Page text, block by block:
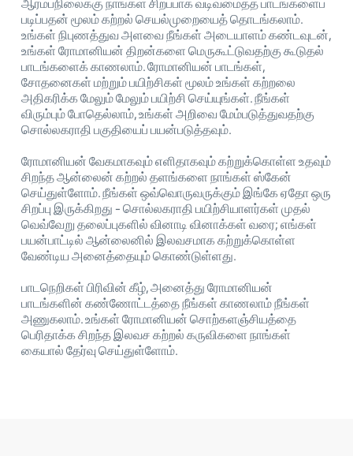
ஆரம்பநிலைக்கு நாங்கள் சிறப்பாக வடிவமைத்த பாடங்களைப்
படிப்பதன் மூலம் கற்றல் செயல்முறையைத் தொடங்கலாம்.
உங்கள் நிபுணத்துவ அளவை நீங்கள் அடையாளம் கண்டவுடன்,
உங்கள் ரோமானியன் திறன்களை மெருகூட்டுவதற்கு கூடுதல்
பாடங்களைக் காணலாம். ரோமானியன் பாடங்கள்,
சோதனைகள் மற்றும் பயிற்சிகள் மூலம் உங்கள் கற்றலை
அதிகரிக்க மேலும் மேலும் பயிற்சி செய்யுங்கள். நீங்கள்
விரும்பும் போதெல்லாம், உங்கள் அறிவை மேம்படுத்துவதற்கு
சொல்லகராதி பகுதியைப் பயன்படுத்தவும்.
ரோமானியன் வேகமாகவும் எளிதாகவும் கற்றுக்கொள்ள உதவும்
சிறந்த ஆன்லைன் கற்றல் தளங்களை நாங்கள் ஸ்கேன்
செய்துள்ளோம். நீங்கள் ஒவ்வொருவருக்கும் இங்கே ஏதோ ஒரு
சிறப்பு இருக்கிறது - சொல்லகராதி பயிற்சியாளர்கள் முதல்
வெவ்வேறு தலைப்புகளில் வினாடி வினாக்கள் வரை; எங்கள்
பயன்பாட்டில் ஆன்லைனில் இலவசமாக கற்றுக்கொள்ள
வேண்டிய அனைத்தையும் கொண்டுள்ளது.
பாடநெறிகள் பிரிவின் கீழ், அனைத்து ரோமானியன்
பாடங்களின் கண்ணோட்டத்தை நீங்கள் காணலாம் நீங்கள்
அணுகலாம். உங்கள் ரோமானியன் சொற்களஞ்சியத்தை
பெரிதாக்க சிறந்த இலவச கற்றல் கருவிகளை நாங்கள்
கையால் தேர்வு செய்துள்ளோம்.